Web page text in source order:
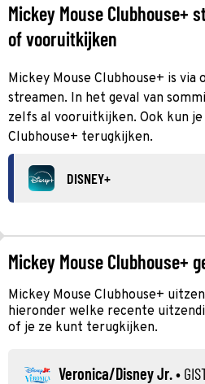
Mickey Mouse Clubhouse+
of vooruitkijken
Mickey Mouse Clubhouse+ is via
streamen. In het geval van
zelfs al vooruitkijken. Ook kun
Clubhouse+ terugkijken.
DISNEY+
Mickey Mouse Clubhouse+
Mickey Mouse Clubhouse+
hieronder welke recente
of je ze kunt terugkijken.
Veronica/Disney Jr.•